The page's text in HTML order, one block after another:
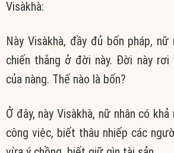
Visàkhà:
Này Visàkhà, đầy đủ bốn pháp,
chiến thắng ở đời này. Đời này
của nàng. Thế nào là bốn?
Ở đây, này Visàkhà, nữ nhân có
công việc, biết thâu nhiếp các